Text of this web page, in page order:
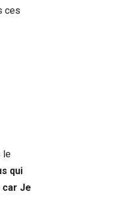
ces
le
qui
Je